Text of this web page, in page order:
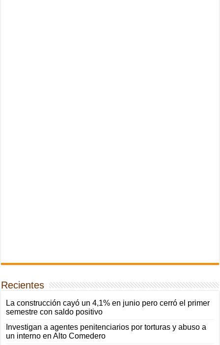
Recientes
La construcción cayó un 4,1% en junio pero cerró el primer
semestre con saldo positivo
Investigan a agentes penitenciarios por torturas y abuso a
un interno en Alto Comedero